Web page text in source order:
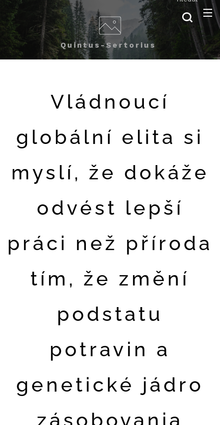
Quintus-Sertorius
Vládnoucí
globální elita si
myslí, že dokáže
odvést lepší
práci než příroda
tím, že změní
podstatu
potravin a
genetické jádro
zásobovania